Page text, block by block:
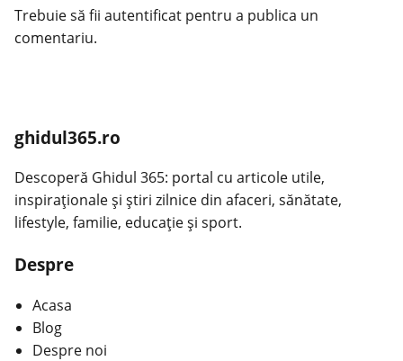
Trebuie să fii autentificat pentru a publica un
comentariu.
ghidul365.ro
Descoperă Ghidul 365: portal cu articole utile,
inspiraționale și știri zilnice din afaceri, sănătate,
lifestyle, familie, educație și sport.
Despre
Acasa
Blog
Despre noi